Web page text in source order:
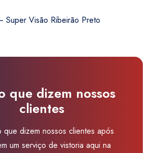
R$410,00.
Super Visão Ribeirão Preto
que dizem nossos
clientes
que dizem nossos clientes após
um serviço de vistoria aqui na